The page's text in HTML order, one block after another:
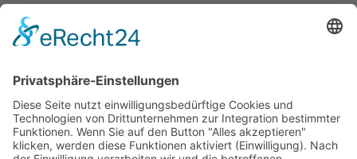
Rechtliches
Hinweis zur Heilarbeit
Daten­schutz­er­klärung